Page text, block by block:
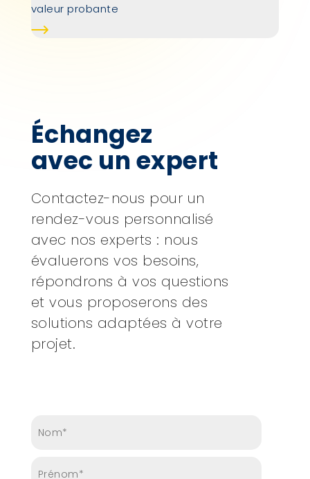
valeur probante
Échangez
avec un expert
Contactez-nous pour un
rendez-vous personnalisé
avec nos experts : nous
évaluerons vos besoins,
répondrons à vos questions
et vous proposerons des
solutions adaptées à votre
projet.